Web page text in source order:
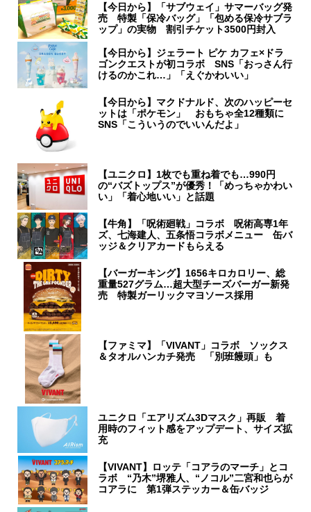
【今日から】「サブウェイ」サマーバッグ発
売 特製「保冷バッグ」「包める保冷サブラ
ップ」の実物 割引チケット3500円封入
【今日から】ジェラート ピケ カフェ×ドラ
ゴンクエストが初コラボ SNS「おっさん行
けるのかこれ…」「えぐかわいい」
【今日から】マクドナルド、次のハッピーセ
ットは「ポケモン」 おもちゃ全12種類に
SNS「こういうのでいいんだよ」
【ユニクロ】1枚でも重ね着でも…990円
の“バズトップス”が優秀！「めっちゃかわい
い」「着心地いい」と話題
【牛角】「呪術廻戦」コラボ 呪術高専1年
ズ、七海建人、五条悟コラボメニュー 缶バ
ッジ＆クリアカードもらえる
【バーガーキング】1656キロカロリー、総
重量527グラム…超大型チーズバーガー新発
売 特製ガーリックマヨソース採用
【ファミマ】「VIVANT」コラボ ソックス
＆タオルハンカチ発売 「別班饅頭」も
ユニクロ「エアリズム3Dマスク」再販 着
用時のフィット感をアップデート、サイズ拡
充
【VIVANT】ロッテ「コアラのマーチ」とコ
ラボ “乃木”堺雅人、“ノコル”二宮和也らが
コアラに 第1弾ステッカー＆缶バッジ